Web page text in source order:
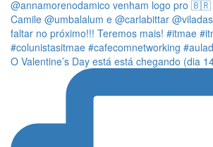
O Valentine’s Day está está chegando (dia